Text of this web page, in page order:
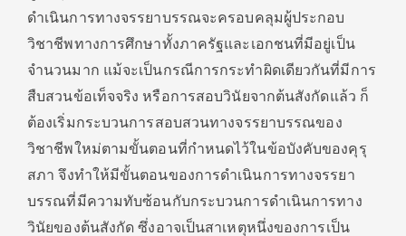
ดำเนินการทางจรรยาบรรณจะครอบคลุมผู้ประกอบ
วิชาชีพทางการศึกษาทั้งภาครัฐและเอกชนที่มีอยู่เป็น
จำนวนมาก แม้จะเป็นกรณีการกระทำผิดเดียวกันที่มีการ
สืบสวนข้อเท็จจริง หรือการสอบวินัยจากต้นสังกัดแล้ว ก็
ต้องเริ่มกระบวนการสอบสวนทางจรรยาบรรณของ
วิชาชีพใหม่ตามขั้นตอนที่กำหนดไว้ในข้อบังคับของคุรุ
สภา จึงทำให้มีขั้นตอนของการดำเนินการทางจรรยา
บรรณที่มีความทับซ้อนกับกระบวนการดำเนินการทาง
วินัยของต้นสังกัด ซึ่งอาจเป็นสาเหตุหนึ่งของการเป็น